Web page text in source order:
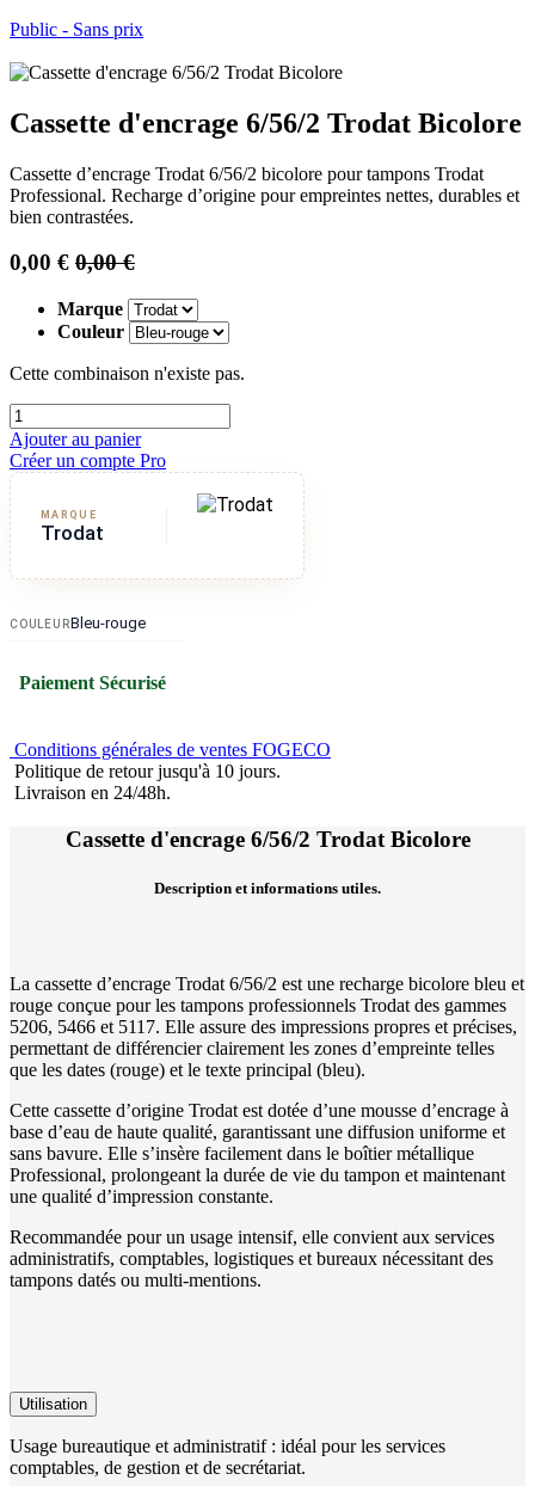
Public - Sans prix
Cassette d'encrage 6/56/2 Trodat Bicolore
Cassette d’encrage Trodat 6/56/2 bicolore pour tampons Trodat
Professional. Recharge d’origine pour empreintes nettes, durables et
bien contrastées.
0,00 € 0,00€
Marque
Couleur
Cette combinaison n'existe pas.
Ajouter au panier
Créer un compte Pro
MARQUE
Trodat
COULEURBleu-rouge
Paiement Sécurisé
Conditions générales de ventes FOGECO
Politique de retour jusqu'à 10 jours.
Livraison en 24/48h.
Cassette d'encrage 6/56/2 Trodat Bicolore
Description et informations utiles.
La cassette d’encrage Trodat 6/56/2 est une recharge bicolore bleu et
rouge conçue pour les tampons professionnels Trodat des gammes
5206, 5466 et 5117. Elle assure des impressions propres et précises,
permettant de différencier clairement les zones d’empreinte telles
que les dates (rouge) et le texte principal (bleu).
Cette cassette d’origine Trodat est dotée d’une mousse d’encrage à
base d’eau de haute qualité, garantissant une diffusion uniforme et
sans bavure. Elle s’insère facilement dans le boîtier métallique
Professional, prolongeant la durée de vie du tampon et maintenant
une qualité d’impression constante.
Recommandée pour un usage intensif, elle convient aux services
administratifs, comptables, logistiques et bureaux nécessitant des
tampons datés ou multi-mentions.
Utilisation
Usage bureautique et administratif : idéal pour les services
comptables, de gestion et de secrétariat.